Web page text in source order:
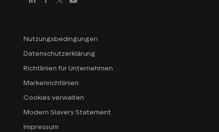
Nutzungsbedingungen
Datenschutzerklärung
Richtlinien für Unternehmen
Markenrichtlinien
Cookies verwalten
Modern Slavery Statement
Impressum